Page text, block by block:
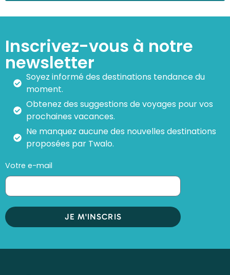
Inscrivez-vous à notre
newsletter
Soyez informé des destinations tendance du
moment.
Obtenez des suggestions de voyages pour vos
prochaines vacances.
Ne manquez aucune des nouvelles destinations
proposées par Twalo.
Votre e-mail
JE M'INSCRIS